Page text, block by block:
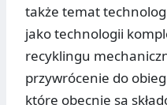
także temat
jako technologii
recyklingu
przywrócenie do
które obecnie są